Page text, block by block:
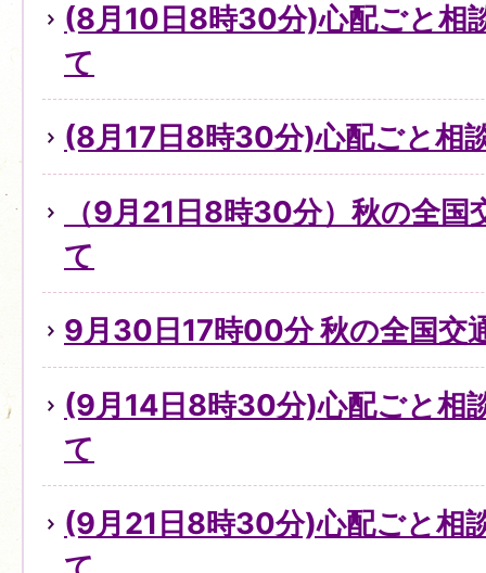
(8月10日8時30分)心配ごと相
て
(8月17日8時30分)心配ごと相
（9月21日8時30分）秋の全国
て
9月30日17時00分 秋の全国交
(9月14日8時30分)心配ごと相
て
(9月21日8時30分)心配ごと相